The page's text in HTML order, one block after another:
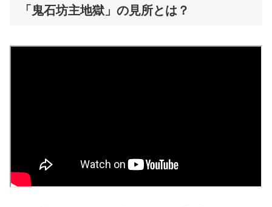
「鬼石坊主地獄」の見所とは？